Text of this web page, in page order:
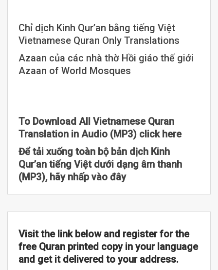
Chỉ dịch Kinh Qur’an bằng tiếng Việt
Vietnamese Quran Only Translations
Azaan của các nhà thờ Hồi giáo thế giới
Azaan of World Mosques
To Download All Vietnamese Quran
Translation in Audio (MP3) click here
Để tải xuống toàn bộ bản dịch Kinh
Qur’an tiếng Việt dưới dạng âm thanh
(MP3), hãy nhấp vào đây
Visit the link below and register for the
free Quran printed copy in your language
and get it delivered to your address.